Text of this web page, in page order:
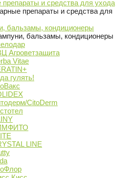
препараты и средства для ухода
препараты и средства для
бальзамы, кондиционеры
бальзамы, кондиционеры
Агроветзащита
Vitae
гулять!
CitoDerm
LINE